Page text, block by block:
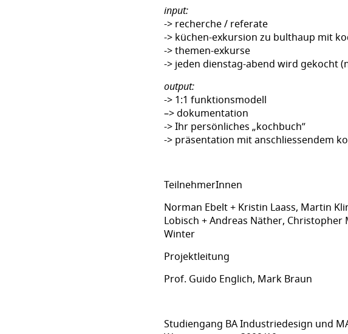
input:
-> recherche / referate
-> küchen-exkursion zu bulthaup mit
-> themen-exkurse
-> jeden dienstag-abend wird gekocht
output:
-> 1:1 funktionsmodell
–> dokumentation
-> Ihr persönliches „kochbuch”
-> präsentation mit anschliessendem
TeilnehmerInnen
Norman Ebelt + Kristin Laass, Martin
Lobisch + Andreas Näther, Christopher
Winter
Projektleitung
Prof. Guido Englich, Mark Braun
Studiengang BA Industriedesign und